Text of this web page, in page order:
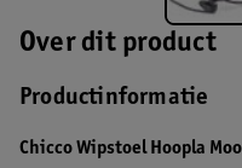
Over dit product
Productinformatie
Chicco Wipstoel Hoopla